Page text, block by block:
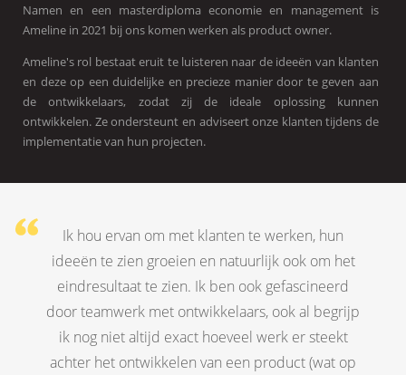
Namen en een masterdiploma economie en management is
Ameline in 2021 bij ons komen werken als product owner.
Ameline's rol bestaat eruit te luisteren naar de ideeën van klanten
en deze op een duidelijke en precieze manier door te geven aan
de ontwikkelaars, zodat zij de ideale oplossing kunnen
ontwikkelen. Ze ondersteunt en adviseert onze klanten tijdens de
implementatie van hun projecten.
Ik hou ervan om met klanten te werken, hun
ideeën te zien groeien en natuurlijk ook om het
eindresultaat te zien. Ik ben ook gefascineerd
door teamwerk met ontwikkelaars, ook al begrijp
ik nog niet altijd exact hoeveel werk er steekt
achter het ontwikkelen van een product (wat op